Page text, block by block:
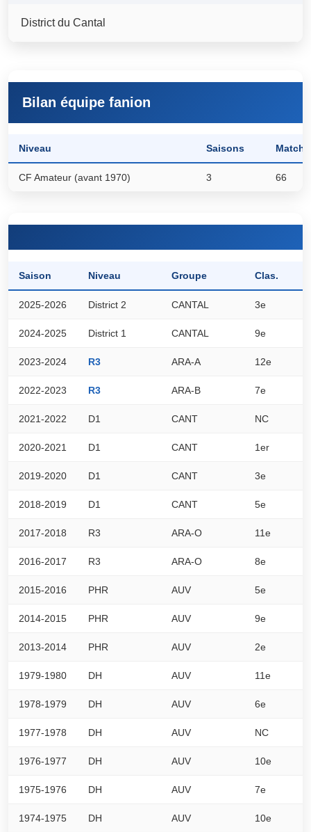
District du Cantal
Bilan équipe fanion
Niveau Saisons Matchs
CF Amateur (avant 1970) 3 66
Saison Niveau Groupe Clas.
2025-2026 District 2 CANTAL 3e
2024-2025 District 1 CANTAL 9e
2023-2024 R3 ARA-A 12e
2022-2023 R3 ARA-B 7e
2021-2022 D1 CANT NC
2020-2021 D1 CANT 1er
2019-2020 D1 CANT 3e
2018-2019 D1 CANT 5e
2017-2018 R3 ARA-O 11e
2016-2017 R3 ARA-O 8e
2015-2016 PHR AUV 5e
2014-2015 PHR AUV 9e
2013-2014 PHR AUV 2e
1979-1980 DH AUV 11e
1978-1979 DH AUV 6e
1977-1978 DH AUV NC
1976-1977 DH AUV 10e
1975-1976 DH AUV 7e
1974-1975 DH AUV 10e